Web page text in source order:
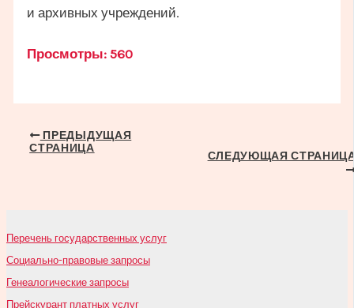
и архивных учреждений.
Просмотры: 560
Навигация
ПРЕДЫДУЩАЯ
СТРАНИЦА
СЛЕДУЮЩАЯ
Перечень государственных услуг
Социально-правовые запросы
Генеалогические запросы
Прейскурант платных услуг